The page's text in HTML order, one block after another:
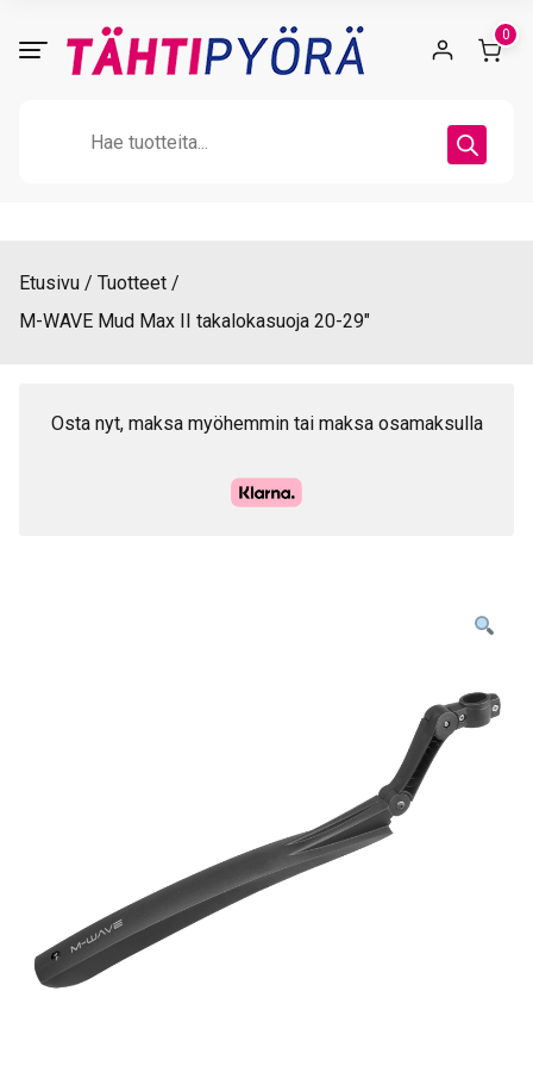
0
Etusivu
Tuotteet
M-WAVE Mud Max II takalokasuoja 20-29″
Osta nyt, maksa myöhemmin tai maksa osamaksulla